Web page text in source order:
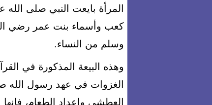
المرأة بايعت النبي صلى
كعب وأسماء بنت عمر رضي
وسلم من النساء.
وهذه البيعة المذكورة في
الغزوات في عهد رسول الله
العطشى وإعداد الطعام،